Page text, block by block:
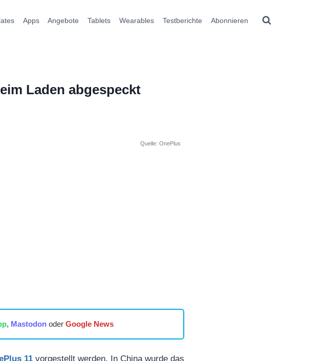
Apps Angebote Tablets Wearables Testberichte Abonnieren
Laden abgespeckt
Quelle: OnePlus
, Mastodonoder Google News
11 vorgestellt werden. In China wurde das